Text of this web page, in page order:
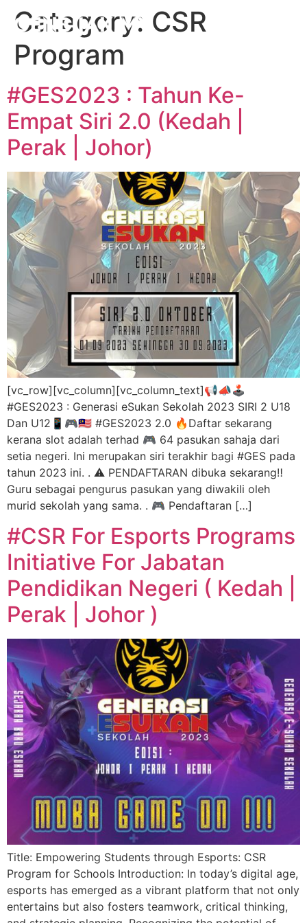
Category: CSR
Program
#GES2023 : Tahun Ke-
Empat Siri 2.0 (Kedah |
Perak | Johor)
[vc_row][vc_column][vc_column_text]📢📣🕹
#GES2023 : Generasi eSukan Sekolah 2023 SIRI 2 U18
Dan U12📱🎮🇲🇾 #GES2023 2.0 🔥Daftar sekarang
kerana slot adalah terhad 🎮 64 pasukan sahaja dari
setia negeri. Ini merupakan siri terakhir bagi #GES pada
tahun 2023 ini. . ⚠️ PENDAFTARAN dibuka sekarang‼️
Guru sebagai pengurus pasukan yang diwakili oleh
murid sekolah yang sama. . 🎮 Pendaftaran […]
#CSR For Esports Programs
Initiative For Jabatan
Pendidikan Negeri ( Kedah |
Perak | Johor )
Title: Empowering Students through Esports: CSR
Program for Schools Introduction: In today’s digital age,
esports has emerged as a vibrant platform that not only
entertains but also fosters teamwork, critical thinking,